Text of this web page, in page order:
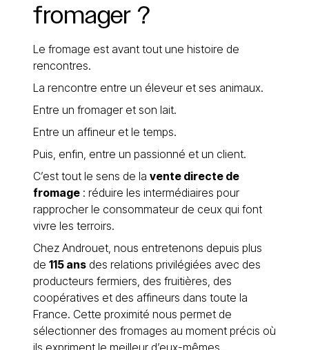
fromager ?
Le fromage est avant tout une histoire de
rencontres.
La rencontre entre un éleveur et ses animaux.
Entre un fromager et son lait.
Entre un affineur et le temps.
Puis, enfin, entre un passionné et un client.
C’est tout le sens de la vente directe de
fromage : réduire les intermédiaires pour
rapprocher le consommateur de ceux qui font
vivre les terroirs.
Chez Androuet, nous entretenons depuis plus
de 115 ans des relations privilégiées avec des
producteurs fermiers, des fruitières, des
coopératives et des affineurs dans toute la
France. Cette proximité nous permet de
sélectionner des fromages au moment précis où
ils expriment le meilleur d’eux-mêmes.